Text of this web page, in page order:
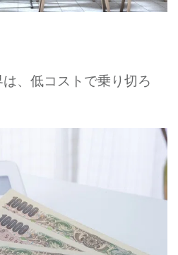
、低コストで乗り切ろ